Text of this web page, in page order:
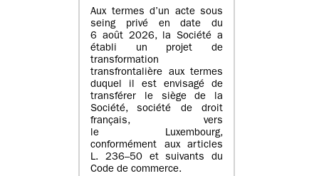
Aux termes d’un acte sous
seing privé en date du
6 août 2026, la Société a
établi un projet de
transformation
transfrontalière aux termes
duquel il est envisagé de
transférer le siège de la
Société, société de droit
français, vers
le Luxembourg,
conformément aux articles
L. 236–50 et suivants du
Code de commerce.